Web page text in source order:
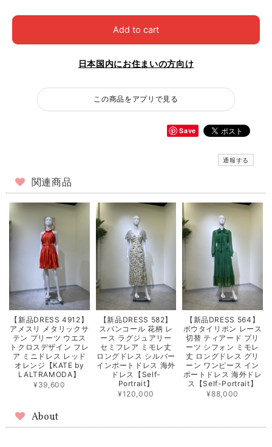
Add to cart
日本国内にお住まいの方向け
この商品をアプリで見る
Save
通報する
関連商品
【新品DRESS 4912】
アメスリ メタリックサ
テン プリーツ ウエス
トクロスデザイン フレ
ア ミニドレス レッド
オレンジ【KATE by
LALTRAMODA】
¥39,600
【新品DRESS 582】
スパンコール 花柄 レ
ース ラグジュアリー
セミフレア ミモレ丈
ロングドレス シルバー
インポートドレス 海外
ドレス【Self-
Portrait】
¥120,000
【新品DRESS 564】
ボウタイリボン レース
切替 ティアード プリ
ーツ シフォン ミモレ
丈 ロングドレス グリ
ーン ワンピース イン
ポートドレス 海外ドレ
ス【Self-Portrait】
¥88,000
About